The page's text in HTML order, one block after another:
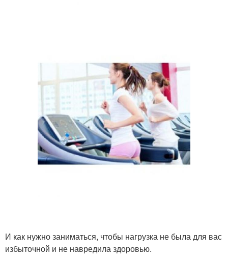
И как нужно заниматься, чтобы нагрузка не была для вас
избыточной и не навредила здоровью.